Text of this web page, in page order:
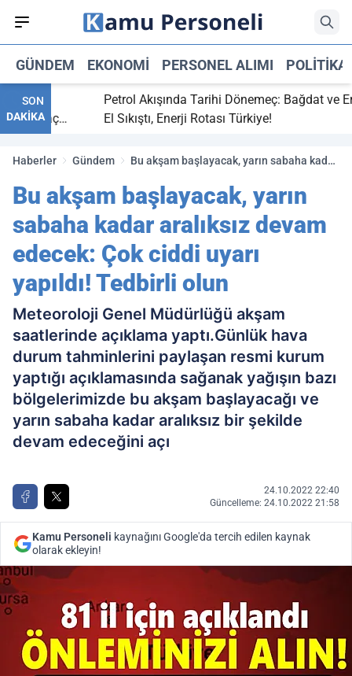
GÜNDEM EKONOMI PERSONEL ALIMI POLITIKA
SON
DAKİKA
bitti,
maç
Petrol Akışında Tarihi Dönemeç: Bağdat ve Erbil
El Sıkıştı, Enerji Rotası Türkiye!
Haberler Gündem
Bu akşam başlayacak, yarın sabaha kadar
yapıldı! Tedbirli olun
Bu akşam başlayacak, yarın
sabaha kadar aralıksız devam
edecek: Çok ciddi uyarı
yapıldı! Tedbirli olun
Meteoroloji Genel Müdürlüğü akşam
saatlerinde açıklama yaptı.Günlük hava
durum tahminlerini paylaşan resmi kurum
yaptığı açıklamasında sağanak yağışın bazı
bölgelerimizde bu akşam başlayacağı ve
yarın sabaha kadar aralıksız bir şekilde
devam edeceğini açı
24.10.2022 22:40
Güncelleme: 24.10.2022 21:58
Kamu Personeli kaynağını Google'da tercih edilen kaynak
olarak ekleyin!